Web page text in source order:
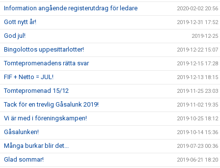
Information angående registerutdrag för ledare 2020-02-02 20:56
Gott nytt år! 2019-12-31 17:52
God jul! 2019-12-25
Bingolottos uppesittarlotter! 2019-12-22 15:07
Tomtepromenadens rätta svar 2019-12-15 17:28
FIF + Netto = JUL! 2019-12-13 18:15
Tomtepromenad 15/12 2019-11-25 23:03
Tack för en trevlig Gåsalunk 2019! 2019-11-02 19:35
Vi är med i föreningskampen! 2019-10-25 18:12
Gåsalunken! 2019-10-14 15:36
Många burkar blir det... 2019-07-23 00:36
Glad sommar! 2019-06-21 18:20